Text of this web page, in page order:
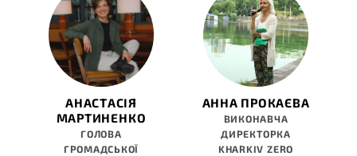
АНАСТАСІЯ
МАРТИНЕНКО
ГОЛОВА
ГРОМАДСЬКОЇ
АННА ПРОКАЄВА
ВИКОНАВЧА
ДИРЕКТОРКА
KHARKIV ZERO